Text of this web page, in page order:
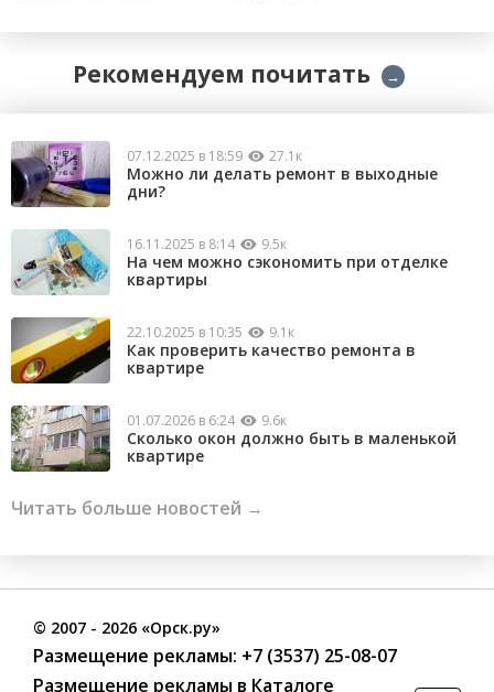
Рекомендуем почитать →
07.12.2025 в 18:59 27.1к
Можно ли делать ремонт в выходные
дни?
16.11.2025 в 8:14 9.5к
На чем можно сэкономить при отделке
квартиры
22.10.2025 в 10:35 9.1к
Как проверить качество ремонта в
квартире
01.07.2026 в 6:24 9.6к
Сколько окон должно быть в маленькой
квартире
Читать больше новостей →
© 2007 - 2026 «Орск.ру»
Размещение рекламы: +7 (3537) 25-08-07
Размещение рекламы в Каталоге